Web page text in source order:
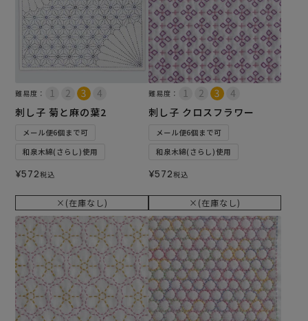
難易度：
刺し子 菊と麻の葉2
メール便6個まで可
和泉木綿(さらし)使用
¥572税込
×(在庫なし)
難易度：
刺し子 クロスフラワー
メール便6個まで可
和泉木綿(さらし)使用
¥572税込
×(在庫なし)